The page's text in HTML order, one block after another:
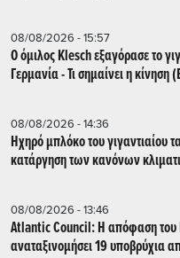
08/08/2026 - 15:57
Ο όμιλος Klesch εξαγόρασε το
Γερμανία - Τι σημαίνει η
08/08/2026 - 14:36
Ηχηρό μπλόκο του γιγαντιαίου
κατάργηση των κανόνων
08/08/2026 - 13:46
Atlantic Council: Η απόφαση
αναταξινομήσει 19 υποβρύχια